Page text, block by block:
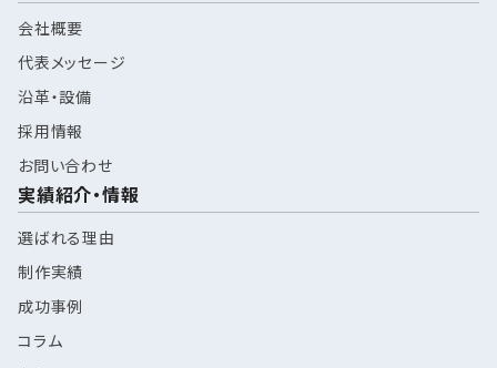
会社概要
代表メッセージ
沿革・設備
採用情報
お問い合わせ
実績紹介・情報
選ばれる理由
制作実績
成功事例
コラム